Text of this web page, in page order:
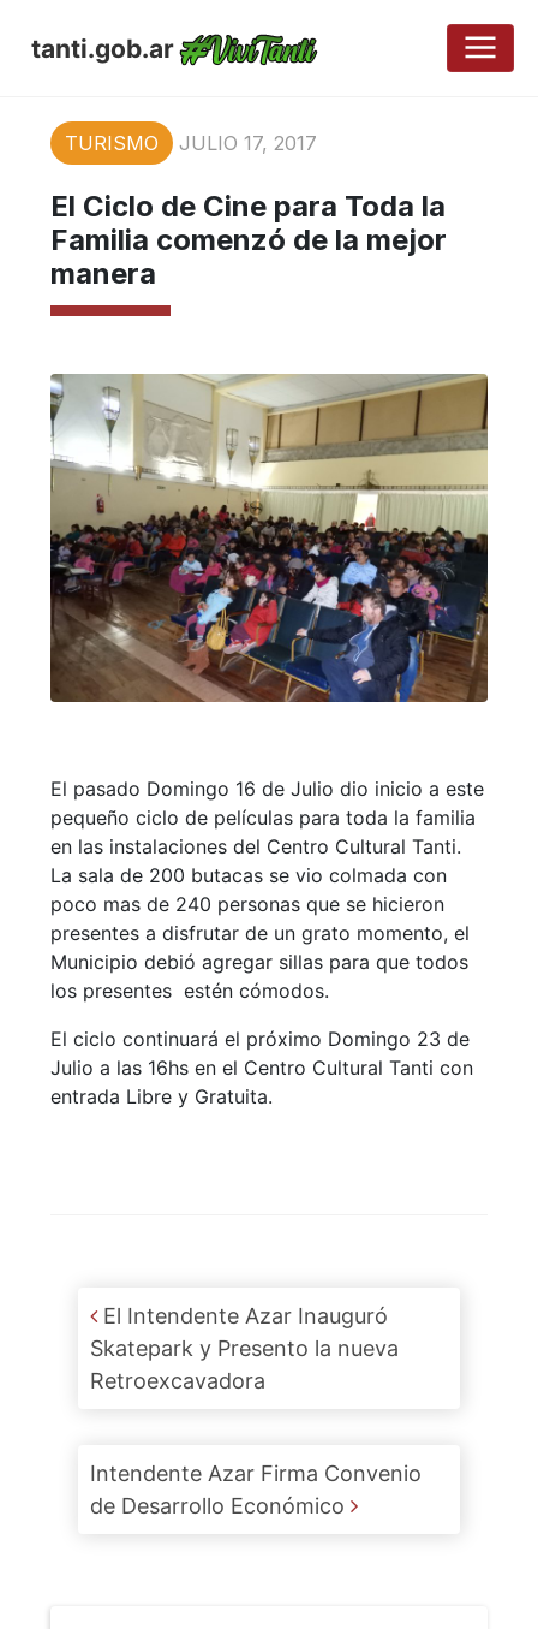
tanti.gob.ar
TURISMO JULIO 17, 2017
El Ciclo de Cine para Toda la
Familia comenzó de la mejor
manera
El pasado Domingo 16 de Julio dio inicio a este
pequeño ciclo de películas para toda la familia
en las instalaciones del Centro Cultural Tanti.
La sala de 200 butacas se vio colmada con
poco mas de 240 personas que se hicieron
presentes a disfrutar de un grato momento, el
Municipio debió agregar sillas para que todos
los presentes estén cómodos.
El ciclo continuará el próximo Domingo 23 de
Julio a las 16hs en el Centro Cultural Tanti con
entrada Libre y Gratuita.
Post navigation
El Intendente Azar Inauguró
Skatepark y Presento la nueva
Retroexcavadora
Intendente Azar Firma Convenio
de Desarrollo Económico